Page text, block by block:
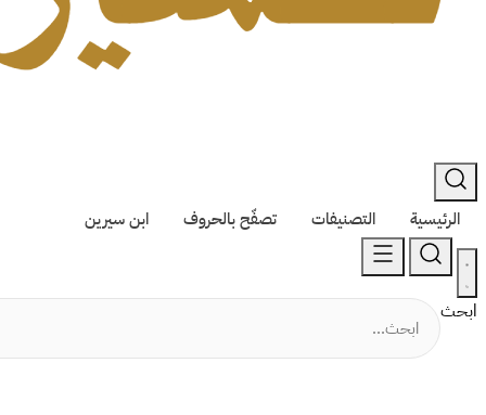
الرئيسية التصنيفات تصفّح بالحروف ابن سيرين
ابحث